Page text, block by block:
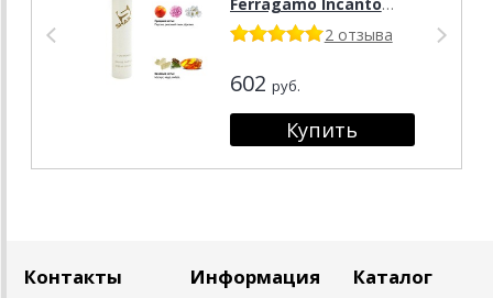
Shine, 20 мл. 2 отзыва
602 руб.
Контакты Информация Каталог